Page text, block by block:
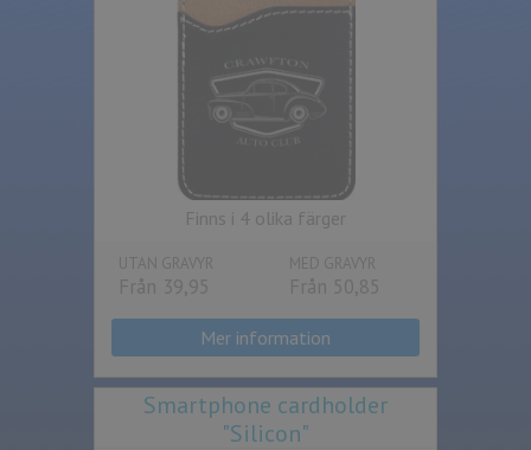
Finns i 4 olika färger
UTAN GRAVYR
Från 39,95
MED GRAVYR
Från 50,85
Mer information
Smartphone cardholder
"Silicon"